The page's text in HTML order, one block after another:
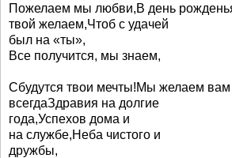
Пожелаем мы любви,В день
твой желаем,Чтоб с удачей
был на «ты»,
Все получится, мы знаем,
Сбудутся твои мечты!Мы желаем вам
всегдаЗдравия на долгие
года,Успехов дома и
на службе,Неба чистого и
дружбы,